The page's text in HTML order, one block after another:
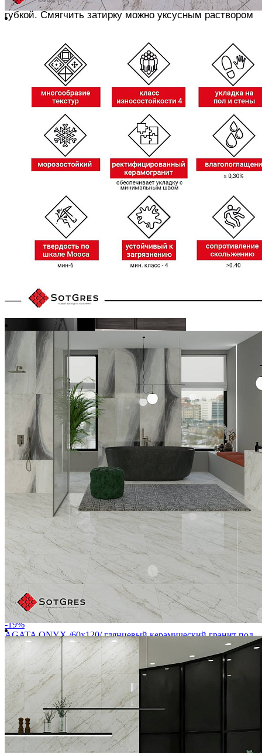
губкой.Смягчить затирку можно уксусным раствором
Все угловые и краевые стыки закрываем
влагостойким силиконом
Поверхность заклеиваем малярной лентой с обеих
сторон, наносим силикон и разглаживаем его
резиновым шпателем или пальцем, смоченными в
моющем средстве.
После схватывания снимаем
малярный скотч, наклоняя его назад и в сторону от
ЖЕЛАЕМ ВАМ ЛЁГКОГО РЕМОНТА !
Похожие товары
ELITE WHITE /Керамогранит матовый моноколор /60х120
Ширина, мм:
600
Длина, мм:
1200
Толщина, мм: 5
3 168 ₽/м2
Купить
В избранное
В избранном
Сравнить
-19%
AGATA ONYX /60х120/ глянцевый керамический гранит под
серый оникс с серо-фиолетовыми прожилками
Ширина, мм:
600
Длина, мм:
1200
Толщина, мм:
9
1 950 ₽/м
2 400 ₽/м
2 808 ₽
/упак.
Купить
В избранное В избранном